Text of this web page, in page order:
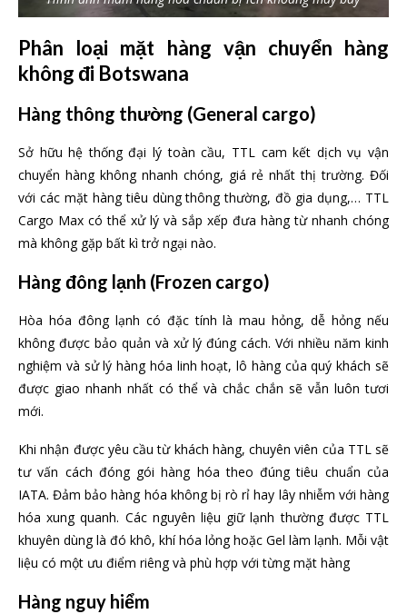
Phân loại mặt hàng vận chuyển hàng
không đi Botswana
Hàng thông thường (General cargo)
Sở hữu hệ thống đại lý toàn cầu, TTL cam kết dịch vụ vận
chuyển hàng không nhanh chóng, giá rẻ nhất thị trường. Đối
với các mặt hàng tiêu dùng thông thường, đồ gia dụng,… TTL
Cargo Max có thể xử lý và sắp xếp đưa hàng từ nhanh chóng
mà không gặp bất kì trở ngại nào.
Hàng đông lạnh (Frozen cargo)
Hòa hóa đông lạnh có đặc tính là mau hỏng, dễ hỏng nếu
không được bảo quản và xử lý đúng cách. Với nhiều năm kinh
nghiệm và sử lý hàng hóa linh hoạt, lô hàng của quý khách sẽ
được giao nhanh nhất có thể và chắc chắn sẽ vẫn luôn tươi
mới.
Khi nhận được yêu cầu từ khách hàng, chuyên viên của TTL sẽ
tư vấn cách đóng gói hàng hóa theo đúng tiêu chuẩn của
IATA. Đảm bảo hàng hóa không bị rò rỉ hay lây nhiễm với hàng
hóa xung quanh. Các nguyên liệu giữ lạnh thường được TTL
khuyên dùng là đó khô, khí hóa lỏng hoặc Gel làm lạnh. Mỗi vật
liệu có một ưu điểm riêng và phù hợp với từng mặt hàng
Hàng nguy hiểm